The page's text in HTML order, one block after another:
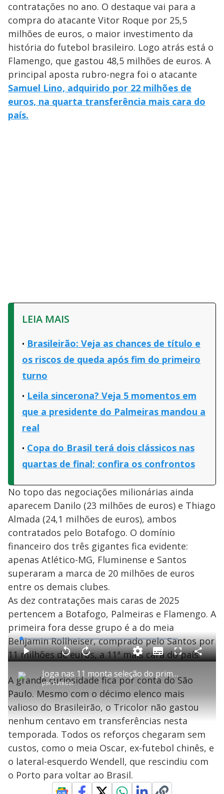
contratações no ano. O destaque vai para a
compra do atacante Vitor Roque por 25,5
milhões de euros, o maior investimento da
história do futebol brasileiro. Logo atrás está o
Flamengo, que gastou 48,5 milhões de euros. A
principal aposta rubro-negra foi o atacante
Samuel Lino, adquirido por 22 milhões de
euros, na quarta transferência mais cara do
país.
LEIA MAIS
Brasileirão: Veja as chances de título e
os riscos de queda após fim do primeiro
turno
Leila sincerona? Veja 5 momentos em
que a presidente do Palmeiras mandou a
real
Copa do Brasil terá dois clássicos nas
quartas de final; confira os confrontos
No topo das negociações milionárias ainda
aparecem Danilo (23 milhões de euros) e Thiago
Almada (24,1 milhões de euros), ambos
contratados pelo Botafogo. O domínio
financeiro dos três gigantes fica evidente:
apenas Atlético-MG, Fluminense e Santos
superaram a marca de 20 milhões de euros
entre os demais clubes.
As dez contratações mais caras de 2025
pertencem a Botafogo, Palmeiras e Flamengo. A
primeira fora desse grupo é a do meia
Benjamin Rollheiser, comprado pelo Santos por
11 milhões de euros, a 11ª mais cara do país.
P
l
a
y
Joga nas 11 monta seleção do primeiro turno do Campeonato Brasileiro; confira
porFutebol
P V
t
a
r
0
e
g
n
d
o
s
A
a
ç
a
1
s
e
u
n
o
s
M
u
L
o
a
d
e
:
1
.
2
0
%
S
u
b
i
t
l
s
F
s
c
r
n
C
o
A grande curiosidade fica por conta do São
Paulo. Mesmo com o décimo elenco mais
valioso do Brasileirão, o Tricolor não gastou
nenhum centavo em transferências nesta
temporada. Todos os reforços chegaram sem
custos, como o meia Oscar, ex-futebol chinês, e
o lateral-esquerdo Wendell, que rescindiu com
o Porto para voltar ao Brasil.